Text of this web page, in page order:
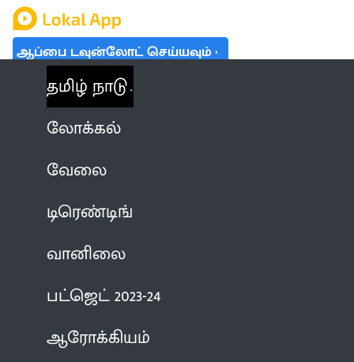
ஆப்பை டவுன்லோட் செய்யவும்
தமிழ் நாடு
லோக்கல்
வேலை
டிரெண்டிங்
வானிலை
பட்ஜெட் 2023-24
ஆரோக்கியம்